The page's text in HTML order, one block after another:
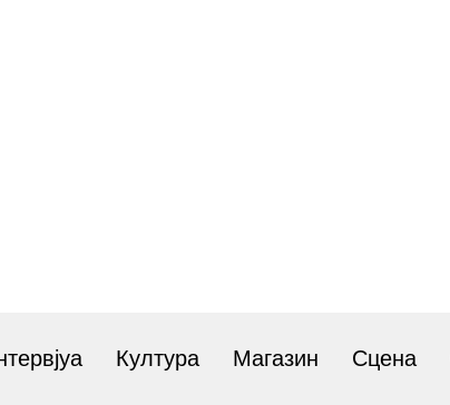
Култура Магазин Сцена